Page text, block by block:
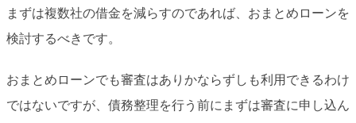
まずは複数社の借金を減らすのであれば、おまとめローンを
検討するべきです。
おまとめローンでも審査はありかならずしも利用できるわけ
ではないですが、債務整理を行う前にまずは審査に申し込ん